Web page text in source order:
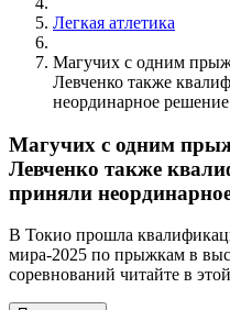
Легкая атлетика
Магучих с одним
Левченко также
неординарное решение
Магучих с одним
Левченко также
приняли
В Токио прошла
мира-2025 по прыжкам в
соревнований читайте в